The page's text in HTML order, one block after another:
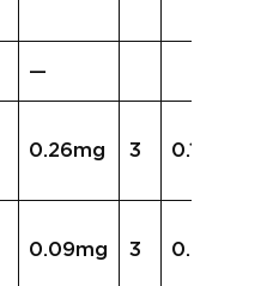
—
0.26mg 3 0.19mg
0.09mg 3 0.08mg